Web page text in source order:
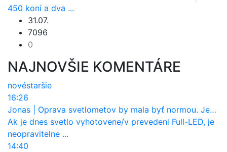
450 koní a dva ...
31.07.
7096
0
NAJNOVŠIE KOMENTÁRE
novéstaršie
16:26
Jonas
Oprava svetlometov by mala byť normou. Jeden nový dnes stojí priemerne 1251 eur!
Ak je dnes svetlo vyhotovene/v prevedeni Full-LED, je
neopravitelne ...
14:40